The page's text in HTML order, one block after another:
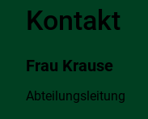
Kontakt
Frau Krause
Abteilungsleitung